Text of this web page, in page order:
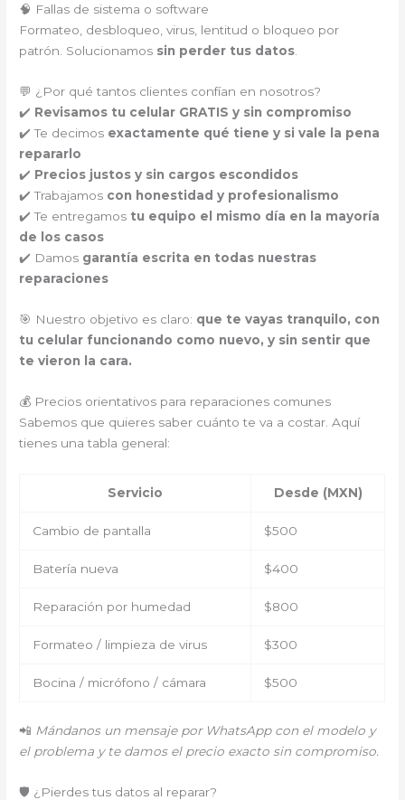
🧠 Fallas de sistema o software
Formateo, desbloqueo, virus, lentitud o bloqueo por
patrón. Solucionamos sin perder tus datos
💬 ¿Por qué tantos clientes confían en nosotros?
✔️ Revisamos tu celular GRATIS y sin compromiso
✔️ Te decimos exactamente qué tiene y si vale la pena
repararlo
✔️ Precios justos y sin cargos escondidos
✔️ Trabajamos con honestidad y profesionalismo
✔️ Te entregamos tu equipo el mismo día en la mayoría
de los casos
✔️ Damos garantía escrita en todas nuestras
reparaciones
🎯 Nuestro objetivo es claro: que te vayas tranquilo, con
tu celular funcionando como nuevo, y sin sentir que
te vieron la cara.
💰 Precios orientativos para reparaciones comunes
Sabemos que quieres saber cuánto te va a costar. Aquí
tienes una tabla general:
Servicio Desde (MXN)
Cambio de pantalla $500
Batería nueva $400
Reparación por humedad $800
Formateo / limpieza de virus $300
Bocina / micrófono / cámara $500
📲 Mándanos un mensaje por WhatsApp con el modelo y
el problema y te damos el precio exacto sin compromiso.
🛡️ ¿Pierdes tus datos al reparar?